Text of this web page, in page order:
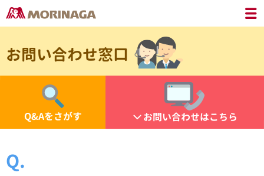
お問い合わせ窓口
Q&Aをさがす お問い合わせはこちら